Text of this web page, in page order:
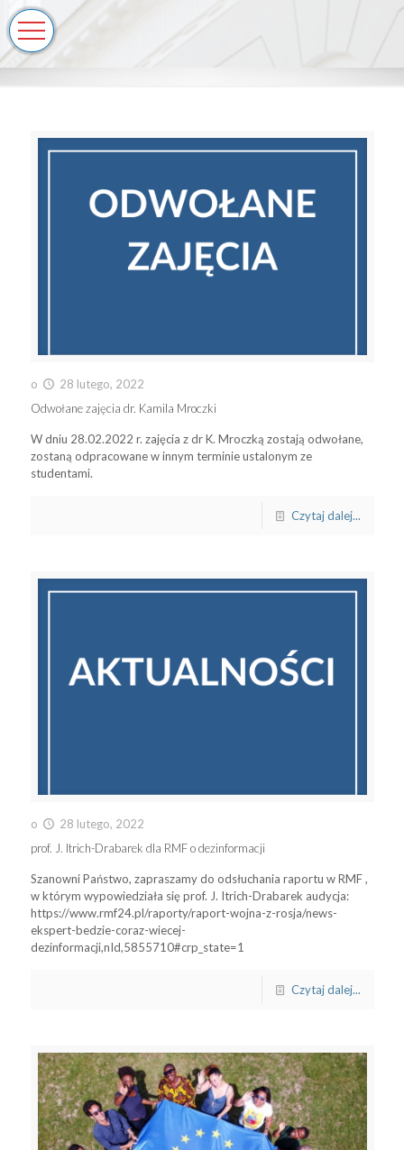
o
28 lutego, 2022
Odwołane zajęcia dr. Kamila Mroczki
W dniu 28.02.2022 r. zajęcia z dr K. Mroczką zostają odwołane,
zostaną odpracowane w innym terminie ustalonym ze
studentami.
Czytaj dalej...
o
28 lutego, 2022
prof. J. Itrich-Drabarek dla RMF o dezinformacji
Szanowni Państwo, zapraszamy do odsłuchania raportu w RMF ,
w którym wypowiedziała się prof. J. Itrich-Drabarek audycja:
https://www.rmf24.pl/raporty/raport-wojna-z-rosja/news-
ekspert-bedzie-coraz-wiecej-
dezinformacji,nId,5855710#crp_state=1
Czytaj dalej...